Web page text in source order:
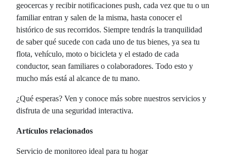
geocercas y recibir notificaciones push, cada vez que tu o un
familiar entran y salen de la misma, hasta conocer el
histórico de sus recorridos. Siempre tendrás la tranquilidad
de saber qué sucede con cada uno de tus bienes, ya sea tu
flota, vehículo, moto o bicicleta y el estado de cada
conductor, sean familiares o colaboradores. Todo esto y
mucho más está al alcance de tu mano.
¿Qué esperas? Ven y conoce más sobre nuestros servicios y
disfruta de una seguridad interactiva.
Artículos relacionados
Servicio de monitoreo ideal para tu hogar